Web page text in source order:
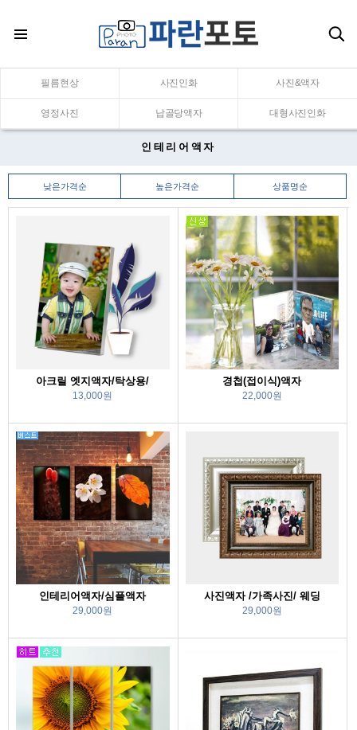
필름현상 사진인화 사진&액자
영정사진 납골당액자 대형사진인화
인테리어액자
낮은가격순 높은가격순 상품명순
아크릴 엣지액자/탁상용/
13,000원
경첩(접이식)액자
22,000원
인테리어액자/심플액자
29,000원
사진액자 /가족사진/ 웨딩
29,000원